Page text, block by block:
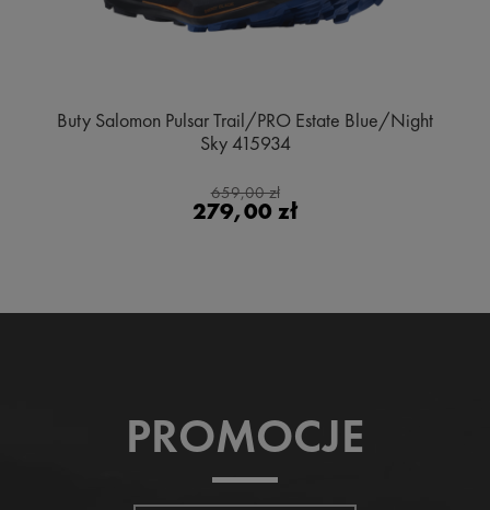
Buty Salomon Pulsar Trail/PRO Estate Blue/Night
Sky 415934
659,00 zł
279,00 zł
PROMOCJE